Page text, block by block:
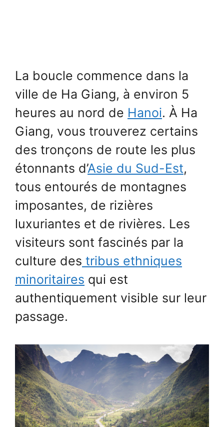
La boucle commence dans la
ville de Ha Giang, à environ 5
heures au nord de Hanoi. À Ha
Giang, vous trouverez certains
des tronçons de route les plus
étonnants d’Asie du Sud-Est,
tous entourés de montagnes
imposantes, de rizières
luxuriantes et de rivières. Les
visiteurs sont fascinés par la
culture des tribus ethniques
minoritaires qui est
authentiquement visible sur leur
passage.